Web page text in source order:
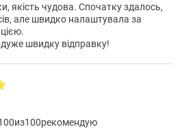
якість чудова. Спочатку здалось,
але швидко налаштувала за
швидку відправку!